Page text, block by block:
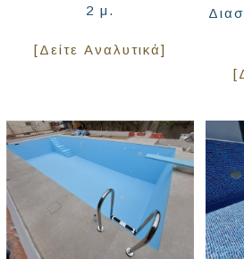
2 μ.
[Δείτε Αναλυτικά]